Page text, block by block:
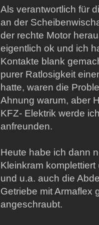
Als verantwortlich für
an der
der rechte Motor
eigentlich ok und ich
Kontakte blank
purer Ratlosigkeit
hatte, waren die
Ahnung warum, aber
KFZ- Elektrik werde
anfreunden.
Heute habe ich dann
Kleinkram
und u.a. auch die
Getriebe mit Armaflex
angeschraubt.